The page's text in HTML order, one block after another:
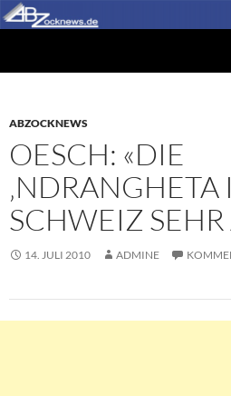
Zum
Inhalt
ABZOCKNEWS
OESCH: «DIE
‚NDRANGHETA
SCHWEIZ SEHR
14. JULI 2010 ADMINE